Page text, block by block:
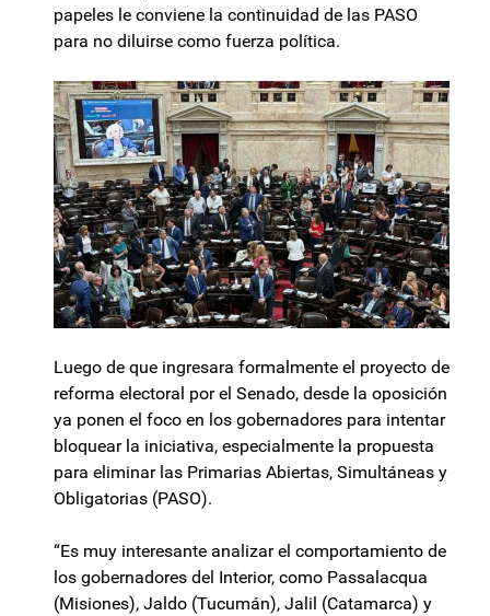
papeles le conviene la continuidad de las PASO
para no diluirse como fuerza política.
Luego de que ingresara formalmente el proyecto de
reforma electoral por el Senado, desde la oposición
ya ponen el foco en los gobernadores para intentar
bloquear la iniciativa, especialmente la propuesta
para eliminar las Primarias Abiertas, Simultáneas y
Obligatorias (PASO).
“Es muy interesante analizar el comportamiento de
los gobernadores del Interior, como Passalacqua
(Misiones), Jaldo (Tucumán), Jalil (Catamarca) y